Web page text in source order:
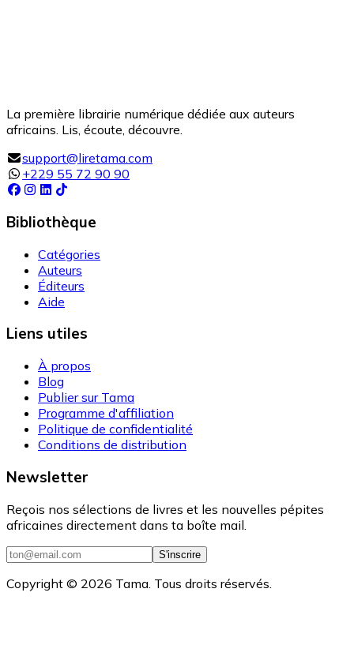
La première librairie numérique dédiée aux auteurs
africains. Lis, écoute, découvre.
support@liretama.com
+229 55 72 90 90
Bibliothèque
Catégories
Auteurs
Éditeurs
Aide
Liens utiles
À propos
Blog
Publier sur Tama
Programme d'affiliation
Politique de confidentialité
Conditions de distribution
Newsletter
Reçois nos sélections de livres et les nouvelles pépites
africaines directement dans ta boîte mail.
S'inscrire
Copyright © 2026 Tama. Tous droits réservés.